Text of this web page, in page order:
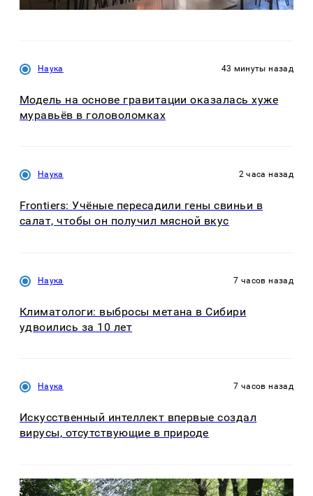
Наука 43 минуты назад
Модель на основе гравитации оказалась хуже
муравьёв в головоломках
Наука 2 часа назад
Frontiers: Учёные пересадили гены свиньи в
салат, чтобы он получил мясной вкус
Наука 7 часов назад
Климатологи: выбросы метана в Сибири
удвоились за 10 лет
Наука 7 часов назад
Искусственный интеллект впервые создал
вирусы, отсутствующие в природе